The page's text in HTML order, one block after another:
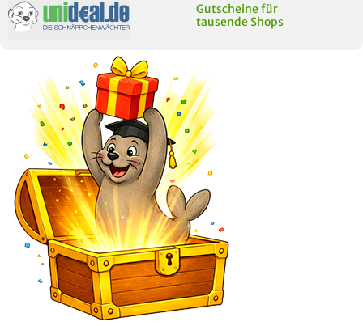
Gutscheine für
tausende Shops